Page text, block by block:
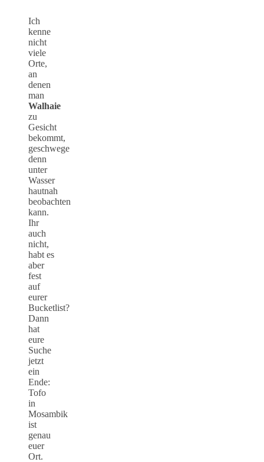
Ich
kenne
nicht
viele
Orte,
an
denen
man
Walhaie
zu
Gesicht
bekommt,
geschwege
denn
unter
Wasser
hautnah
beobachten
kann.
Ihr
auch
nicht,
habt es
aber
fest
auf
eurer
Bucketlist?
Dann
hat
eure
Suche
jetzt
ein
Ende:
Tofo
in
Mosambik
ist
genau
euer
Ort.